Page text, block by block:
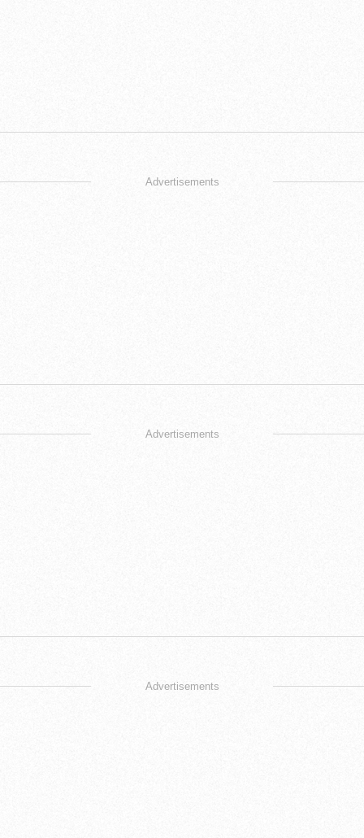
Advertisements
Advertisements
Advertisements